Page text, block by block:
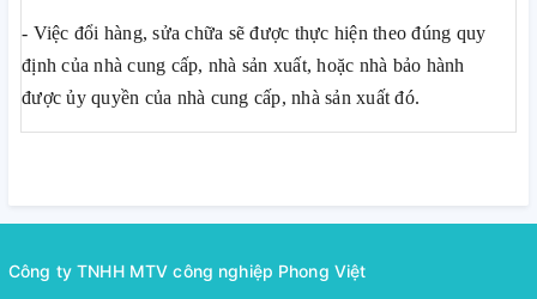
- Việc đổi hàng, sửa chữa sẽ được thực hiện theo đúng quy
định của nhà cung cấp, nhà sản xuất, hoặc nhà bảo hành
được ủy quyền của nhà cung cấp, nhà sản xuất đó.
Công ty TNHH MTV công nghiệp Phong Việt